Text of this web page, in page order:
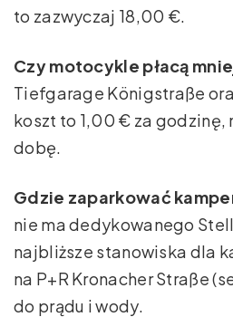
to zazwyczaj 18,00 €.
Czy motocykle płacą
Tiefgarage Königstraße
koszt to 1,00 € za godzinę,
dobę.
Gdzie zaparkować
nie ma dedykowanego
najbliższe stanowiska dla
na P+R Kronacher Straße
do prądu i wody.